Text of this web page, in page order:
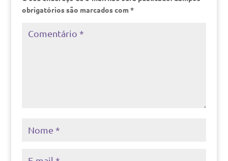
obrigatórios são marcados com*